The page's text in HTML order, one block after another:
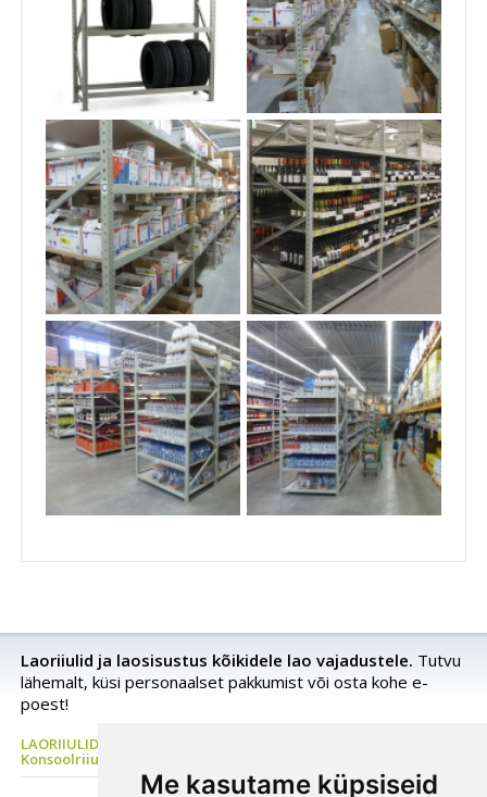
Me kasutame küpsiseid
Laoriiulid ja laosisustus kõikidele lao vajadustele. Tutvu
lähemalt, küsi personaalset pakkumist või osta kohe e-
poest!
LAORIIULID Metallriiul, Kaubaaluste riiul, Rehviriiul,
Konsoolriiul, Korrusladu